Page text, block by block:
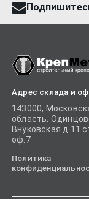
Адрес склада и
143000,
область,
Внуковская д.11
оф.7
Политика